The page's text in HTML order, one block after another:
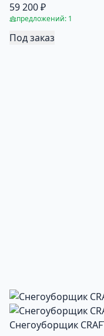
59 200 ₽
предложений: 1
Под заказ
Снегоуборщик